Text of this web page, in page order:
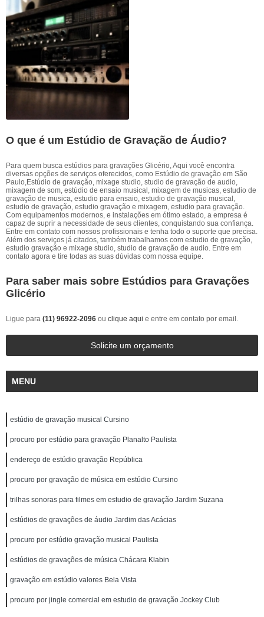
O que é um Estúdio de Gravação de Áudio?
Para quem busca estúdios para gravações Glicério, Aqui você encontra
diversas opções de serviços oferecidos, como Estúdio de gravação em São
Paulo,Estúdio de gravação, mixage studio, studio de gravação de audio,
mixagem de som, estúdio de ensaio musical, mixagem de musicas, estudio de
gravação de musica, estudio para ensaio, estudio de gravação musical,
estudio de gravação, estudio gravação e mixagem, estudio para gravação.
Com equipamentos modernos, e instalações em ótimo estado, a empresa é
capaz de suprir a necessidade de seus clientes, conquistando sua confiança.
Entre em contato com nossos profissionais e tenha todo o suporte que precisa.
Além dos serviços já citados, também trabalhamos com estudio de gravação,
estudio gravação e mixage studio, studio de gravação de audio. Entre em
contato agora e tire todas as suas dúvidas com nossa equipe.
Para saber mais sobre Estúdios para Gravações
Glicério
Ligue para (11) 96922-2096 ou clique aqui e entre em contato por email.
Solicite um orçamento
MENU
estúdio de gravação musical Cursino
procuro por estúdio para gravação Planalto Paulista
endereço de estúdio gravação República
procuro por gravação de música em estúdio Cursino
trilhas sonoras para filmes em estudio de gravação Jardim Suzana
estúdios de gravações de áudio Jardim das Acácias
procuro por estúdio gravação musical Paulista
estúdios de gravações de música Chácara Klabin
gravação em estúdio valores Bela Vista
procuro por jingle comercial em estudio de gravação Jockey Club